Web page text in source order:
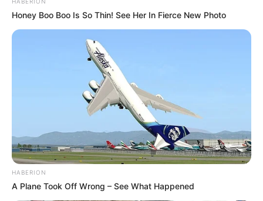
HABERION
Honey Boo Boo Is So Thin! See Her In Fierce New Photo
HABERION
A Plane Took Off Wrong – See What Happened